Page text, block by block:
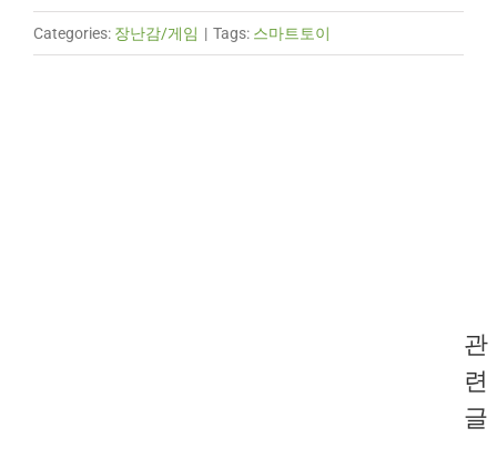
Categories: 장난감/게임 | Tags: 스마트토이
관
련
글